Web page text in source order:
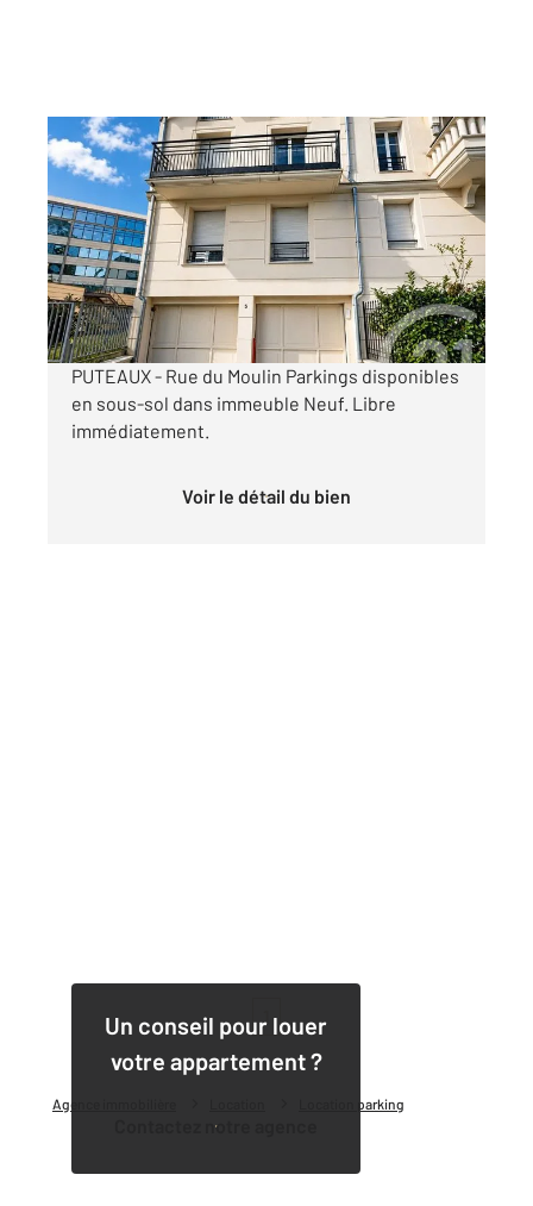
Agence immobilière Location parking
PUTEAUX 92
8 m2
Ref : 16198
Parking à louer
85 €
par mois charges comprises
PUTEAUX - Rue du Moulin Parkings disponibles
en sous-sol dans immeuble Neuf. Libre
immédiatement.
Voir le détail du bien
Un conseil pour louer
votre appartement ?
Contactez notre agence
1